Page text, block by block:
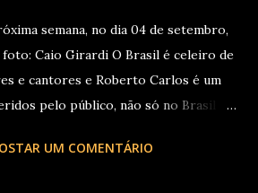
semana, no dia 04 de setembro,
Caio Girardi O Brasil é celeiro de
e cantores e Roberto Carlos é um
pelo público, não só no Brasil
tem sua carreira pautada em
em português e espanhol desde a
UM COMENTÁRIO